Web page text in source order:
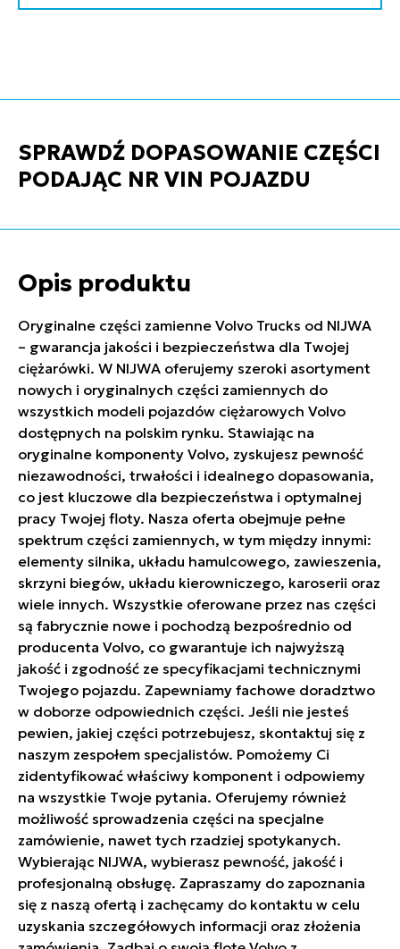
SPRAWDŹ DOPASOWANIE CZĘŚCI
PODAJĄC NR VIN POJAZDU
Opis produktu
Oryginalne części zamienne Volvo Trucks od NIJWA
– gwarancja jakości i bezpieczeństwa dla Twojej
ciężarówki. W NIJWA oferujemy szeroki asortyment
nowych i oryginalnych części zamiennych do
wszystkich modeli pojazdów ciężarowych Volvo
dostępnych na polskim rynku. Stawiając na
oryginalne komponenty Volvo, zyskujesz pewność
niezawodności, trwałości i idealnego dopasowania,
co jest kluczowe dla bezpieczeństwa i optymalnej
pracy Twojej floty. Nasza oferta obejmuje pełne
spektrum części zamiennych, w tym między innymi:
elementy silnika, układu hamulcowego, zawieszenia,
skrzyni biegów, układu kierowniczego, karoserii oraz
wiele innych. Wszystkie oferowane przez nas części
są fabrycznie nowe i pochodzą bezpośrednio od
producenta Volvo, co gwarantuje ich najwyższą
jakość i zgodność ze specyfikacjami technicznymi
Twojego pojazdu. Zapewniamy fachowe doradztwo
w doborze odpowiednich części. Jeśli nie jesteś
pewien, jakiej części potrzebujesz, skontaktuj się z
naszym zespołem specjalistów. Pomożemy Ci
zidentyfikować właściwy komponent i odpowiemy
na wszystkie Twoje pytania. Oferujemy również
możliwość sprowadzenia części na specjalne
zamówienie, nawet tych rzadziej spotykanych.
Wybierając NIJWA, wybierasz pewność, jakość i
profesjonalną obsługę. Zapraszamy do zapoznania
się z naszą ofertą i zachęcamy do kontaktu w celu
uzyskania szczegółowych informacji oraz złożenia